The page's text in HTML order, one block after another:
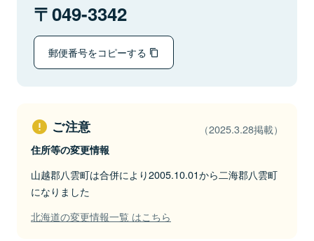
049-3342
郵便番号をコピーする
ご注意 （2025.3.28掲載）
住所等の変更情報
山越郡八雲町は合併により2005.10.01から二海郡八雲町
になりました
北海道の変更情報一覧 はこちら